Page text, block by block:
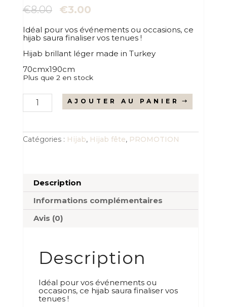
€8.00 Le
prix
initial
était :
€8.00.
€3.00Le
actuel
est :
€3.00.
Idéal pour vos événements ou occasions, ce
hijab saura finaliser vos tenues !
Hijab brillant léger made in Turkey
70cmx190cm
Plus que 2 en stock
quantité
Hijab
perle
AJOUTER AU PANIER
Catégories : Hijab, Hijab fête, PROMOTION
Description
Informations complémentaires
Avis (0)
Description
Idéal pour vos événements ou
occasions, ce hijab saura finaliser vos
tenues !